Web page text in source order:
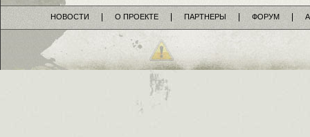
НОВОСТИ О ПРОЕКТЕ ПАРТНЕРЫ ФОРУМ